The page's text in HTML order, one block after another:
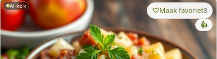
AI-kok Maak favoriet8
👍